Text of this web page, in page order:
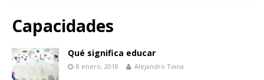
Capacidades
Qué significa educar
8 enero, 2018 Alejandro Tiana